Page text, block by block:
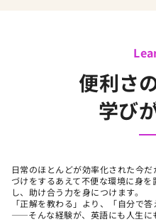
便利さ
学び
日常のほとんどが効率化された今
づけをするあえて不便な環境に身
し、助け合う力を身につけます。
「正解を教わる」より、「自分で答
――そんな経験が、英語にも人生に